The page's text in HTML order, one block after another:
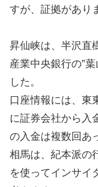
すが、証拠があり
昇仙峡は、半沢直
産業中央銀行の”
した。
口座情報には、東
に証券会社から入
の入金は複数回あ
相馬は、紀本派の
を使ってインサイ